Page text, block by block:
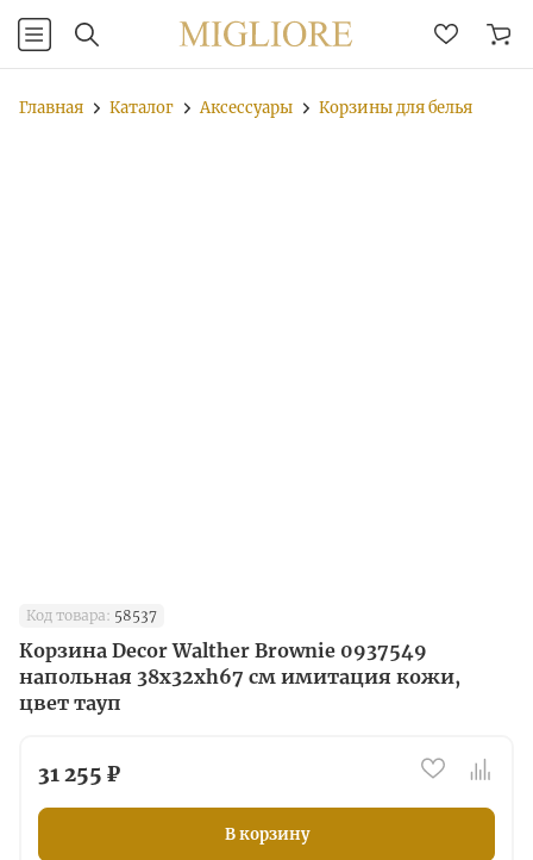
Главная Каталог Аксессуары Корзины для белья
Код товара: 58537
Корзина Decor Walther Brownie 0937549
напольная 38х32хh67 см имитация кожи,
цвет тауп
31 255 ₽
В корзину